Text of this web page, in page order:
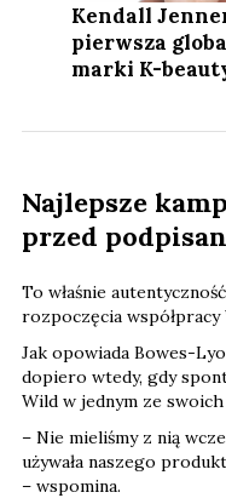
Kendall
pierwsza
marki K-
Najlepsze
przed
To właśnie
rozpoczęcia współpracy
Jak opowiada Bowes-
dopiero wtedy, gdy
Wild w jednym ze swoich
– Nie mieliśmy z nią
używała naszego
– wspomina.